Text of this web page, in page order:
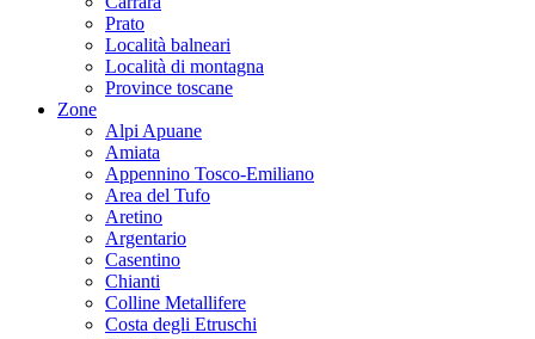
Prato
Località balneari
Località di montagna
Province toscane
Zone
Alpi Apuane
Amiata
Appennino Tosco-Emiliano
Area del Tufo
Aretino
Argentario
Casentino
Chianti
Colline Metallifere
Costa degli Etruschi